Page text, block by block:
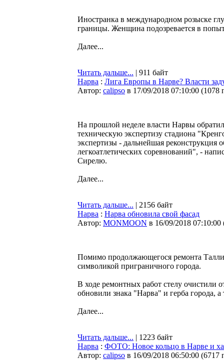
Иностранка в международном розыске
границы. Женщина подозревается в
Далее...
Читать дальше... | 911 байт
Нарва : Лига Европы в Нарве? Власти
Автор: calipso в 17/09/2018 07:10:00 (1078
На прошлой неделе власти Нарвы
техническую экспертизу стадиона
экспертизы - дальнейшая реконструкция
легкоатлетических соревнований", -
Сирелю.
Далее...
Читать дальше... | 2156 байт
Нарва : Нарва обновила свой фасад
Автор: MONMOON в 16/09/2018 07:10:00
Помимо продолжающегося ремонта
символикой приграничного города.
В ходе ремонтных работ стелу очистили
обновили знака "Нарва" и герба города,
Далее...
Читать дальше... | 1223 байт
Нарва : ФОТО: Новое кольцо в Нарве и
Автор: calipso в 16/09/2018 06:50:00 (6717